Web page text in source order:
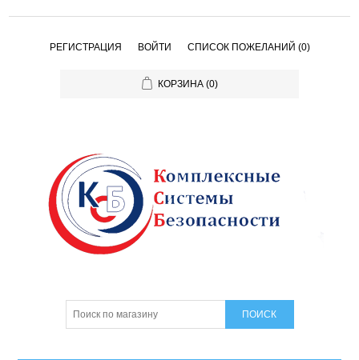
РЕГИСТРАЦИЯ ВОЙТИ СПИСОК ПОЖЕЛАНИЙ (0)
КОРЗИНА (0)